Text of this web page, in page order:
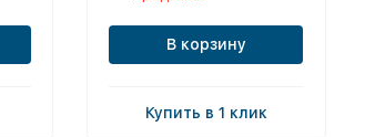
В корзину
Купить в 1 клик